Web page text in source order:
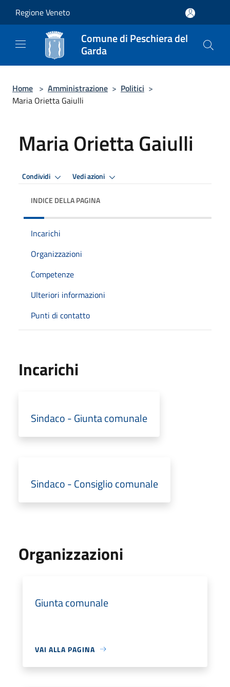
Regione Veneto
Comune di Peschiera del
Garda
Home > Amministrazione > Politici >
Maria Orietta Gaiulli
Maria Orietta Gaiulli
Condividi Vedi azioni
INDICE DELLA PAGINA
Incarichi
Organizzazioni
Competenze
Ulteriori informazioni
Punti di contatto
Incarichi
Sindaco - Giunta comunale
Sindaco - Consiglio comunale
Organizzazioni
Giunta comunale
VAI ALLA PAGINA